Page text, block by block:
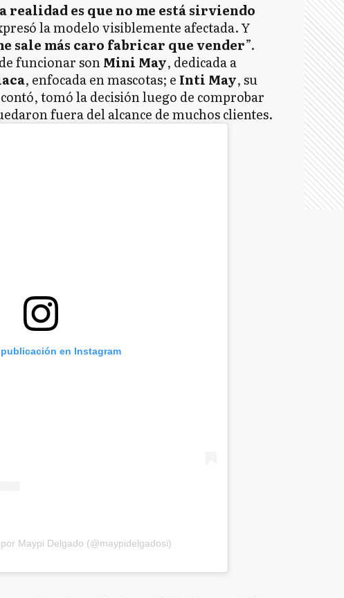
realidad es que no me está sirviendo
la modelo visiblemente afectada. Y
sale más caro fabricar que vender”.
funcionar sonMini May, dedicada a
, enfocada en mascotas; e Inti May, su
tomó la decisión luego de comprobar
fuera del alcance de muchos clientes.
publicación en Instagram
Maypi Delgado (@maypidelgadosi)